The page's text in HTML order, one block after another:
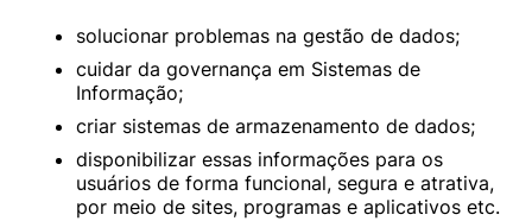
solucionar problemas na gestão de dados;
cuidar da governança em Sistemas de
Informação;
criar sistemas de armazenamento de dados;
disponibilizar essas informações para os
usuários de forma funcional, segura e atrativa,
por meio de sites, programas e aplicativos etc.